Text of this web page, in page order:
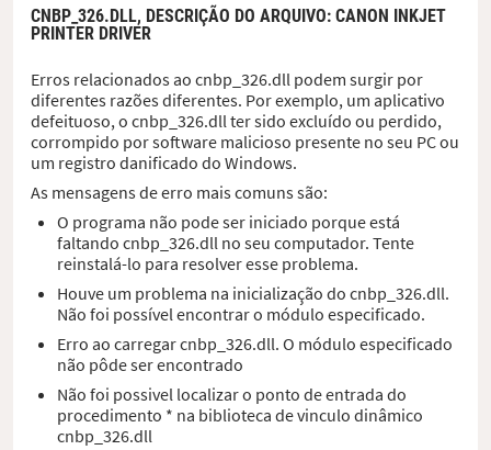
CNBP_326.DLL, DESCRIÇÃO DO ARQUIVO: CANON INKJET
PRINTER DRIVER
Erros relacionados ao cnbp_326.dll podem surgir por
diferentes razões diferentes. Por exemplo, um aplicativo
defeituoso, o cnbp_326.dll ter sido excluído ou perdido,
corrompido por software malicioso presente no seu PC ou
um registro danificado do Windows.
As mensagens de erro mais comuns são:
O programa não pode ser iniciado porque está
faltando cnbp_326.dll no seu computador. Tente
reinstalá-lo para resolver esse problema.
Houve um problema na inicialização do cnbp_326.dll.
Não foi possível encontrar o módulo especificado.
Erro ao carregar cnbp_326.dll. O módulo especificado
não pôde ser encontrado
Não foi possivel localizar o ponto de entrada do
procedimento * na biblioteca de vinculo dinâmico
cnbp_326.dll